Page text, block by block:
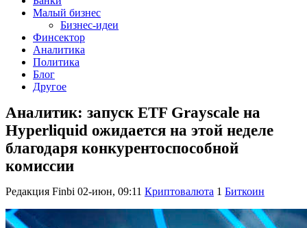
Малый бизнес
Бизнес-идеи
Финсектор
Аналитика
Политика
Блог
Другое
Аналитик: запуск ETF Grayscale на
Hyperliquid ожидается на этой неделе
благодаря конкурентоспособной
комиссии
Редакция Finbi 02-июн, 09:11 Криптовалюта 1 Биткоин